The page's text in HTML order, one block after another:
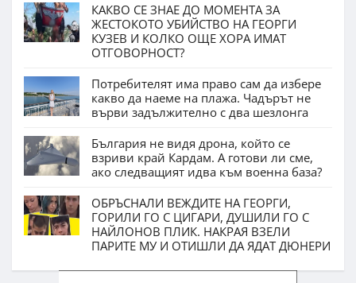
КАКВО СЕ ЗНАЕ ДО МОМЕНТА ЗА
ЖЕСТОКОТО УБИЙСТВО НА ГЕОРГИ
КУЗЕВ И КОЛКО ОЩЕ ХОРА ИМАТ
ОТГОВОРНОСТ?
Потребителят има право сам да избере
какво да наеме на плажа. Чадърът не
върви задължително с два шезлонга
България не видя дрона, който се
взриви край Кардам. А готови ли сме,
ако следващият идва към военна база?
ОБРЪСНАЛИ ВЕЖДИТЕ НА ГЕОРГИ,
ГОРИЛИ ГО С ЦИГАРИ, ДУШИЛИ ГО С
НАЙЛОНОВ ПЛИК. НАКРАЯ ВЗЕЛИ
ПАРИТЕ МУ И ОТИШЛИ ДА ЯДАТ ДЮНЕРИ